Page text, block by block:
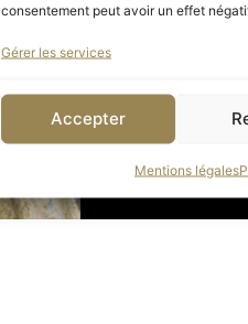
consentement peut avoir un effet
Gérer les services
Accepter
Mentions légales